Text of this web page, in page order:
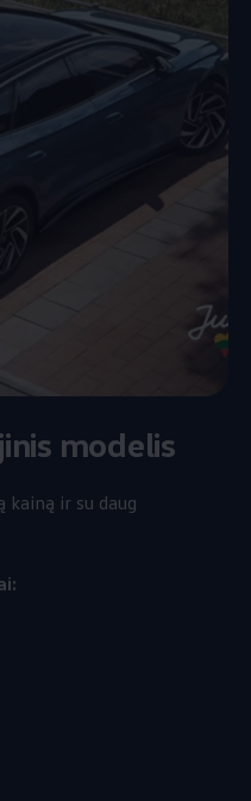
modelis
kainą ir su daug